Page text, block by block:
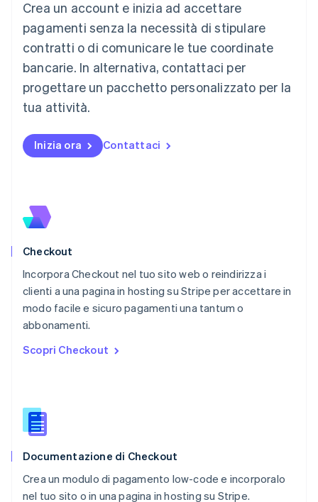
Crea un account e inizia ad accettare
pagamenti senza la necessità di stipulare
contratti o di comunicare le tue coordinate
bancarie. In alternativa, contattaci per
progettare un pacchetto personalizzato per la
tua attività.
Inizia ora Contattaci
Checkout
Incorpora Checkout nel tuo sito web o reindirizza i
clienti a una pagina in hosting su Stripe per accettare in
modo facile e sicuro pagamenti una tantum o
abbonamenti.
Scopri Checkout
Documentazione di Checkout
Crea un modulo di pagamento low-code e incorporalo
nel tuo sito o in una pagina in hosting su Stripe.
English
Lussemburgo
Malaysia
English简体中文
Malta
English
Messico
Norvegia
English
Nederlands
Polonia
Portogallo
RAS di Hong Kong, Cina
English简体中文
Regno Unito
English
English
English
Slovacchia
Slovenia
Spagna
EspañolEnglish